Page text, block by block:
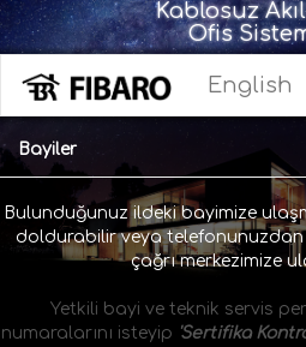
Kablosuz
Ofis
English
Bayiler
Bulunduğunuz ildeki bayimize
doldurabilir veya telefonunuzdan
çağrı merkezimize
Yetkili bayi ve teknik servis
numaralarını isteyip 'Sertifika